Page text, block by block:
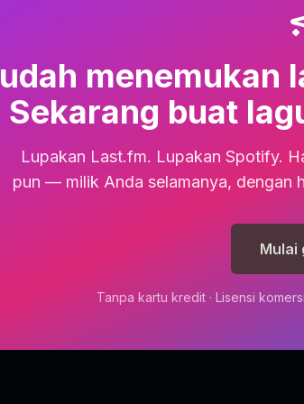
menemukan
Sekarang buat
Lupakan Last.fm. Lupakan Spotify.
pun — milik Anda selamanya, dengan
Mulai
Tanpa kartu kredit · Lisensi